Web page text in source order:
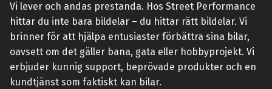
Vi lever och andas prestanda. Hos Street Performance
hittar du inte bara bildelar – du hittar rätt bildelar. Vi
brinner för att hjälpa entusiaster förbättra sina bilar,
oavsett om det gäller bana, gata eller hobbyprojekt. Vi
erbjuder kunnig support, beprövade produkter och en
kundtjänst som faktiskt kan bilar.